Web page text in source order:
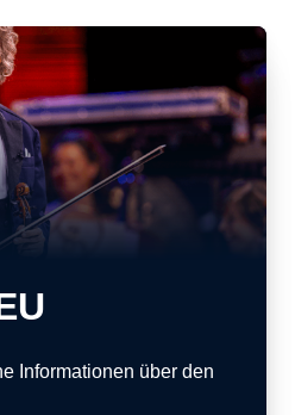
Informationen über den